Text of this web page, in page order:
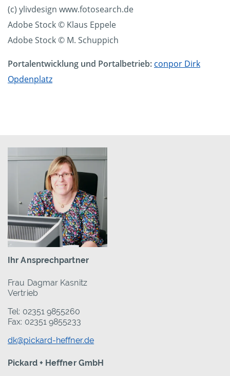
(c) ylivdesign www.fotosearch.de
Adobe Stock © Klaus Eppele
Adobe Stock © M. Schuppich
Portalentwicklung und Portalbetrieb: conpor Dirk
Opdenplatz
Ihr Ansprechpartner
Frau Dagmar Kasnitz
Vertrieb
Tel: 02351 9855260
Fax: 02351 9855233
dk@pickard-heffner.de
Pickard + Heffner GmbH